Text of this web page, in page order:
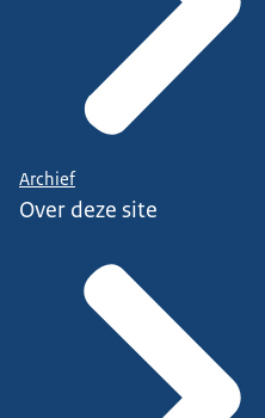
Archief
Over deze site